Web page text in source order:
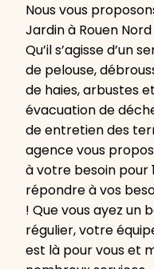
Nous vous
Jardin à Rouen
Qu’il s’agisse d’un
de pelouse,
de haies, arbustes
évacuation de
de entretien des
agence vous
à votre besoin pour
répondre à vos
! Que vous ayez un
régulier, votre
est là pour vous et